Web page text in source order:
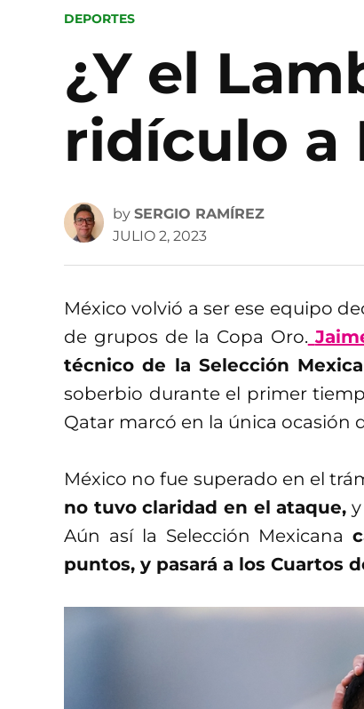
POSTED
DEPORTES
¿Y el
ridículo a
by SERGIO RAMÍREZ
JULIO 2, 2023
México volvió a ser ese equipo
de grupos de la Copa Oro.
técnico de la Selección
soberbio durante el primer
Qatar marcó en la única ocasión
México no fue superado en el
no tuvo claridad en el ataque,
Aún así la Selección Mexicana
puntos, y pasará a los Cuartos